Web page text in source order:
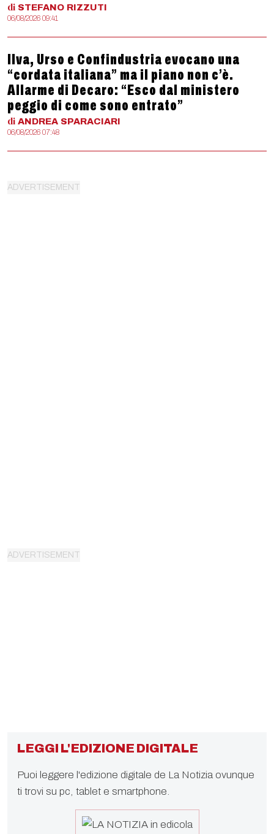
di STEFANO RIZZUTI
06/08/2026 09:41
Ilva, Urso e Confindustria evocano una
“cordata italiana” ma il piano non c’è.
Allarme di Decaro: “Esco dal ministero
peggio di come sono entrato”
di ANDREA SPARACIARI
06/08/2026 07:48
LEGGI L'EDIZIONE DIGITALE
Puoi leggere l'edizione digitale de La Notizia ovunque
ti trovi su pc, tablet e smartphone.